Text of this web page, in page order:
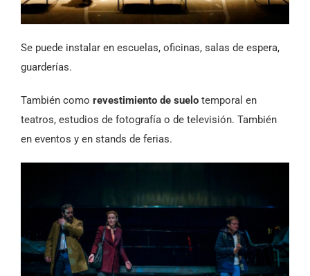
Se puede instalar en escuelas, oficinas, salas de espera,
guarderías.
También como revestimiento de suelo temporal en
teatros, estudios de fotografía o de televisión. También
en eventos y en stands de ferias.